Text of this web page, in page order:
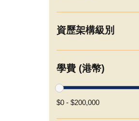
資歷架構級別
學費 (港幣)
$0 - $200,000